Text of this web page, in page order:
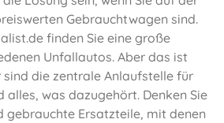
Gebrauchtwagen sind.
finden Sie eine große
Unfallautos. Aber das ist
sind die zentrale Anlaufstelle für
alles, was dazugehört. Denken Sie
gebrauchte Ersatzteile, mit denen